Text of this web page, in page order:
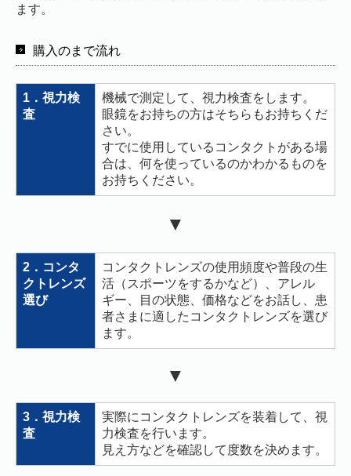
ます。
購入のまで流れ
1．視力検
査
機械で測定して、視力検査をします。
眼鏡をお持ちの方はそちらもお持ちくだ
さい。
すでに使用しているコンタクトがある場
合は、何を使っているのかわかるものを
お持ちください。
▼
2．コンタ
クトレンズ
選び
コンタクトレンズの使用頻度や普段の生
活（スポーツをするかなど）、アレル
ギー、目の状態、価格などをお話し、患
者さまに適したコンタクトレンズを選び
ます。
▼
3．視力検
査
実際にコンタクトレンズを装着して、視
力検査を行います。
見え方などを確認して度数を決めます。